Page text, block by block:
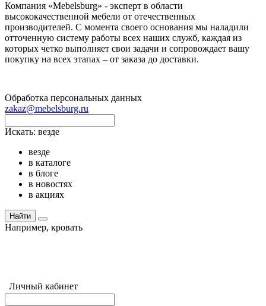
Компания «Mebelsburg» - эксперт в области
высококачественной мебели от отечественных
производителей. С момента своего основания мы наладили
отточенную систему работы всех наших служб, каждая из
которых четко выполняет свои задачи и сопровождает вашу
покупку на всех этапах – от заказа до доставки.
Обработка персональных данных
zakaz@mebelsburg.ru
Искать: везде
везде
в каталоге
в блоге
в новостях
в акциях
Найти
Например, кровать
Личный кабинет